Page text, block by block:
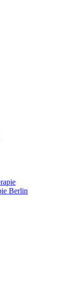
Berlin